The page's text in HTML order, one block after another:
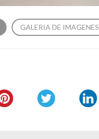
GALERIA DE IMAGENES